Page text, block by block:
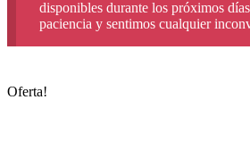
disponibles durante los próximos
paciencia y sentimos cualquier
Oferta!